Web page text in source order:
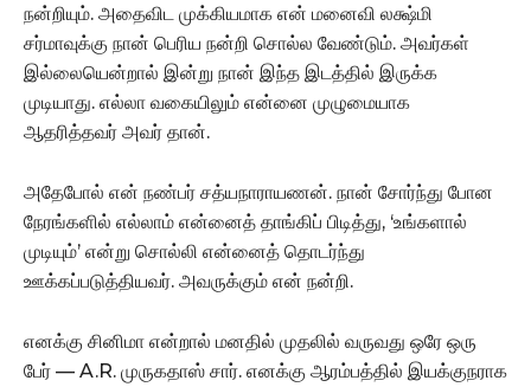
நன்றியும். அதைவிட முக்கியமாக என் மனைவி லக்ஷ்மி
சர்மாவுக்கு நான் பெரிய நன்றி சொல்ல வேண்டும். அவர்கள்
இல்லையென்றால் இன்று நான் இந்த இடத்தில் இருக்க
முடியாது. எல்லா வகையிலும் என்னை முழுமையாக
ஆதரித்தவர் அவர் தான்.
அதேபோல் என் நண்பர் சத்யநாராயணன். நான் சோர்ந்து போன
நேரங்களில் எல்லாம் என்னைத் தாங்கிப் பிடித்து, ‘உங்களால்
முடியும்’ என்று சொல்லி என்னைத் தொடர்ந்து
ஊக்கப்படுத்தியவர். அவருக்கும் என் நன்றி.
எனக்கு சினிமா என்றால் மனதில் முதலில் வருவது ஒரே ஒரு
பேர் — A.R. முருகதாஸ் சார். எனக்கு ஆரம்பத்தில் இயக்குநராக